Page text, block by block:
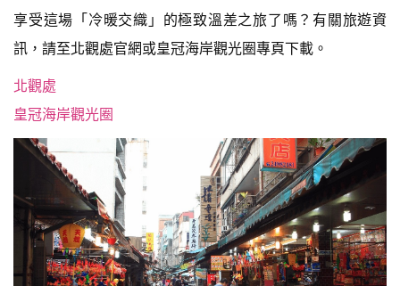
享受這場「冷暖交織」的極致溫差之旅了嗎？有關旅遊資
訊，請至北觀處官網或皇冠海岸觀光圈專頁下載。
北觀處
皇冠海岸觀光圈